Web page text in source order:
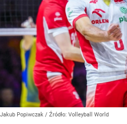
Jakub Popiwczak / Źródło: Volleyball World